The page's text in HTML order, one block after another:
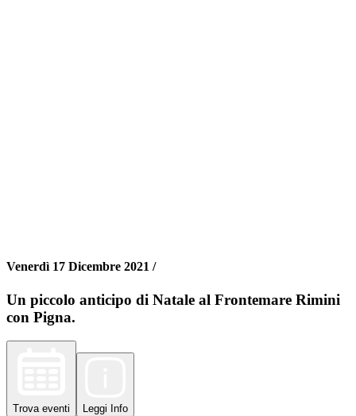
Venerdì 17 Dicembre 2021 /
Un piccolo anticipo di Natale al Frontemare Rimini
con Pigna.
Trova eventi Leggi Info